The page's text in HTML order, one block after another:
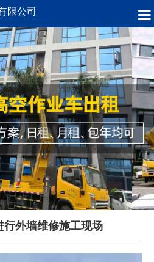
限公司
外墙维修施工现场